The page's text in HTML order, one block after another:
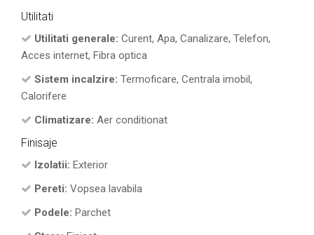
Utilitati
Utilitati generale: Curent, Apa, Canalizare, Telefon,
Acces internet, Fibra optica
Sistem incalzire: Termoficare, Centrala imobil,
Calorifere
Climatizare: Aer conditionat
Finisaje
Izolatii: Exterior
Pereti: Vopsea lavabila
Podele: Parchet